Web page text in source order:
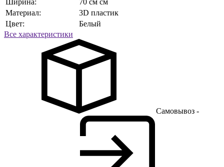
Ширина:
70 см см
Материал:
3D пластик
Цвет:
Белый
Все характеристики
Самовывоз -